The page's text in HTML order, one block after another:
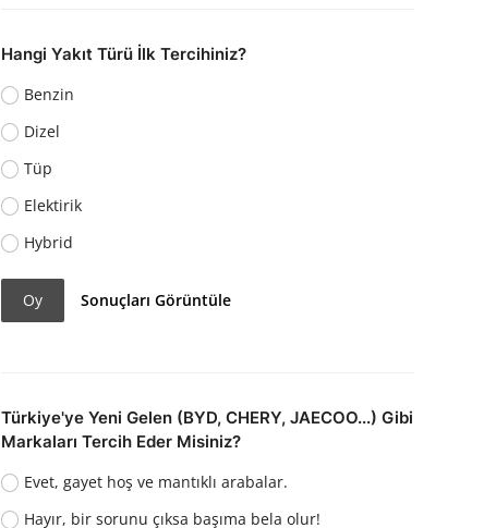
Hangi Yakıt Türü İlk Tercihiniz?
Benzin
Dizel
Tüp
Elektirik
Hybrid
Oy Sonuçları Görüntüle
Türkiye'ye Yeni Gelen (BYD, CHERY, JAECOO...) Gibi
Markaları Tercih Eder Misiniz?
Evet, gayet hoş ve mantıklı arabalar.
Hayır, bir sorunu çıksa başıma bela olur!